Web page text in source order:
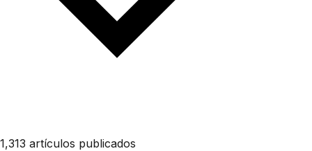
1,313 artículos publicados